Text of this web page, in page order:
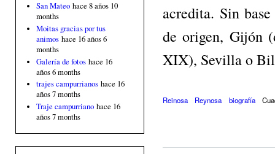
San Mateo hace 8 años 10
months
Moitas gracias por tus
animos hace 16 años 6
months
Galería de fotos hace 16
años 6 months
trajes campurrianos hace 16
años 7 months
Traje campurriano hace 16
años 7 months
acredita. Sin
de origen, Gijón
XIX), Sevilla o
Reinosa Reynosa biografía